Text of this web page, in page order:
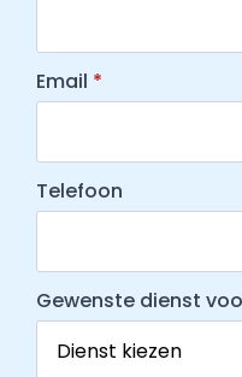
Email *
Telefoon
Gewenste dienst